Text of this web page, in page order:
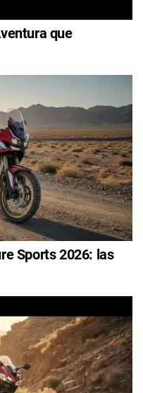
que
Sports 2026: las